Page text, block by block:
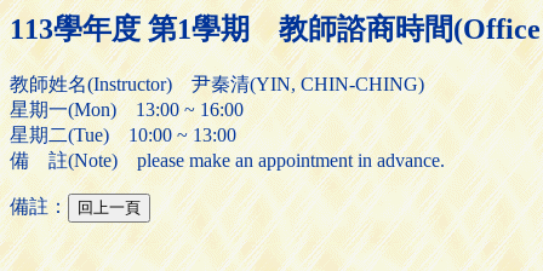
113學年度 第1學期 教師諮商時間
教師姓名(Instructor) 尹秦清(YIN, CHIN-CHING)
星期一(Mon) 13:00 ~ 16:00
星期二(Tue) 10:00 ~ 13:00
備 註(Note) please make an appointment in advance.
備註：